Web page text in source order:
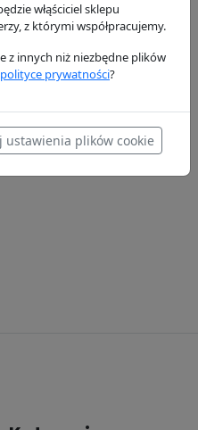
P772597
Donaldson
288.5 zł
włąściciel sklepu
z którymi współpracujemy.
z innych niż niezbędne plików
polityce prywatności?
ustawienia plików cookie